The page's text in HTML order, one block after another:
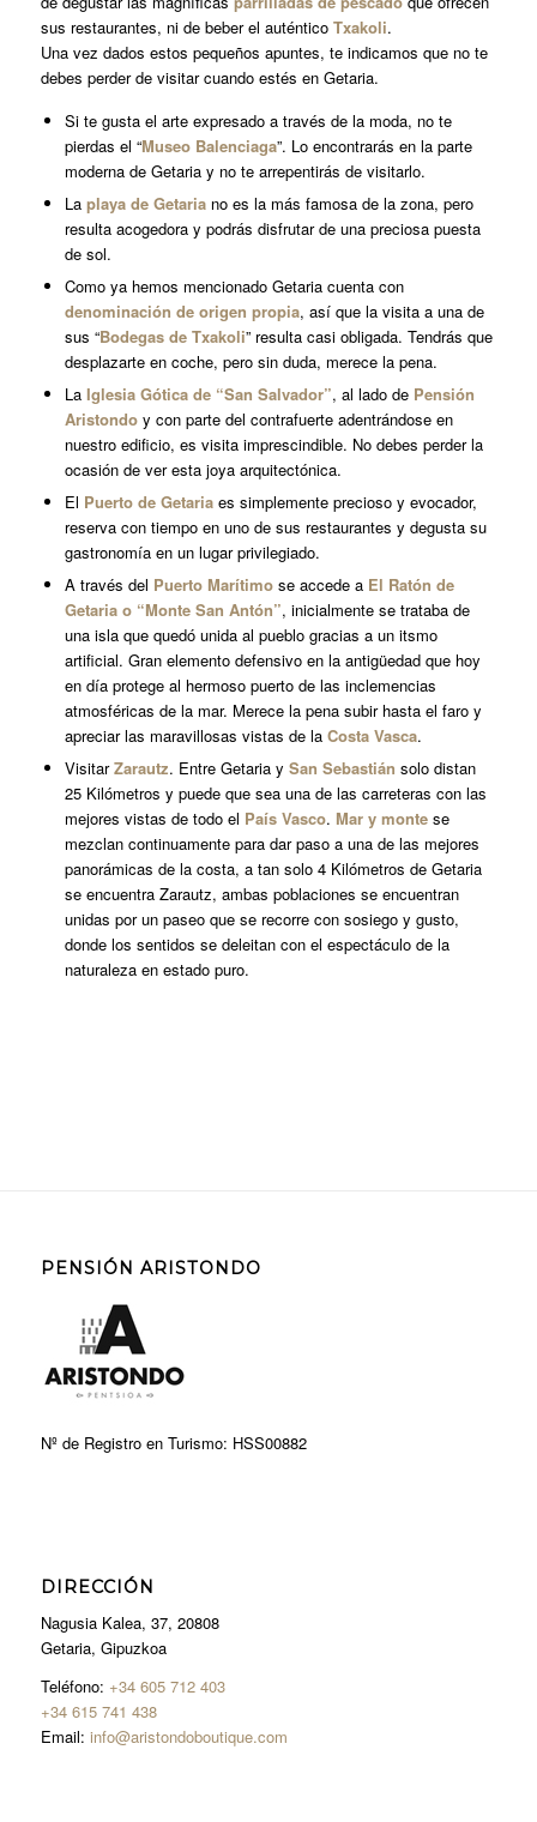
sus restaurantes, ni de beber el auténtico Txakoli.
Una vez dados estos pequeños apuntes, te indicamos que no te
debes perder de visitar cuando estés en Getaria.
Si te gusta el arte expresado a través de la moda, no te
pierdas el “Museo Balenciaga”. Lo encontrarás en la parte
moderna de Getaria y no te arrepentirás de visitarlo.
La playa de Getariano es la más famosa de la zona, pero
resulta acogedora y podrás disfrutar de una preciosa puesta
de sol.
Como ya hemos mencionado Getaria cuenta con
denominación de origen propia, así que la visita a una de
sus “Bodegas de Txakoli” resulta casi obligada. Tendrás que
desplazarte en coche, pero sin duda, merece la pena.
La Iglesia Gótica de “San Salvador”, al lado de Pensión
Aristondoy con parte del contrafuerte adentrándose en
nuestro edificio, es visita imprescindible. No debes perder la
ocasión de ver esta joya arquitectónica.
El Puerto de Getariaes simplemente precioso y evocador,
reserva con tiempo en uno de sus restaurantes y degusta su
gastronomía en un lugar privilegiado.
A través del Puerto Marítimose accede a El Ratón de
Getaria o “Monte San Antón”, inicialmente se trataba de
una isla que quedó unida al pueblo gracias a un itsmo
artificial. Gran elemento defensivo en la antigüedad que hoy
en día protege al hermoso puerto de las inclemencias
atmosféricas de la mar. Merece la pena subir hasta el faro y
apreciar las maravillosas vistas de la Costa Vasca.
VisitarZarautz. Entre Getaria y San Sebastián solo distan
25 Kilómetros y puede que sea una de las carreteras con las
mejores vistas de todo el País Vasco. Mar y montese
mezclan continuamente para dar paso a una de las mejores
panorámicas de la costa, a tan solo 4 Kilómetros de Getaria
se encuentra Zarautz, ambas poblaciones se encuentran
unidas por un paseo que se recorre con sosiego y gusto,
donde los sentidos se deleitan con el espectáculo de la
naturaleza en estado puro.
PENSIÓN ARISTONDO
Nº de Registro en Turismo: HSS00882
DIRECCIÓN
Nagusia Kalea, 37, 20808
Getaria, Gipuzkoa
Teléfono: +34 605 712 403
+34 615 741 438
Email: info@aristondoboutique.com